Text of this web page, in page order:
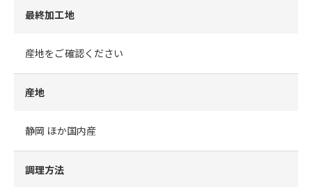
最終加工地
産地をご確認ください
産地
静岡 ほか国内産
調理方法